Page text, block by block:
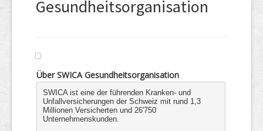
Gesundheitsorganisation
Über SWICA Gesundheitsorganisation
SWICA ist eine der führenden Kranken- und
Unfallversicherungen der Schweiz mit rund 1,3
Millionen Versicherten und 26'750
Unternehmenskunden.